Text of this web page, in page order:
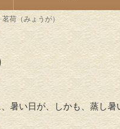
茗荷（みょうが）
暑い日が、しかも、蒸し暑